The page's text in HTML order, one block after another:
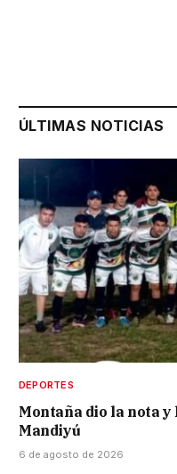
ÚLTIMAS NOTICIAS
DEPORTES
Montaña dio la nota
Mandiyú
6 de agosto de 2026